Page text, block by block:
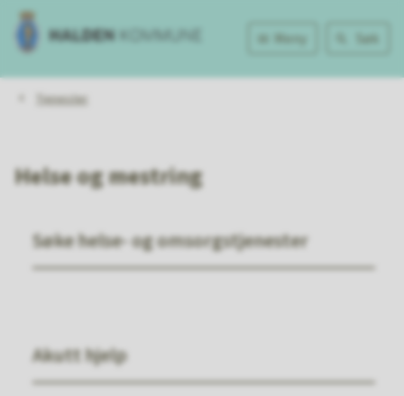
Halden
kommune
Meny Søk
Tjenester
Helse og mestring
Søke helse- og omsorgstjenester
Akutt hjelp